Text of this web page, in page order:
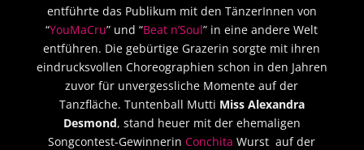
entführte das Publikum mit den TänzerInnen von
“YouMaCru” und “Beat n’Soul” in eine andere Welt
entführen. Die gebürtige Grazerin sorgte mit ihren
eindrucksvollen Choreographien schon in den Jahren
zuvor für unvergessliche Momente auf der
Tanzfläche. Tuntenball Mutti Miss Alexandra
Desmond, stand heuer mit der ehemaligen
Songcontest-GewinnerinConchita Wurst auf der